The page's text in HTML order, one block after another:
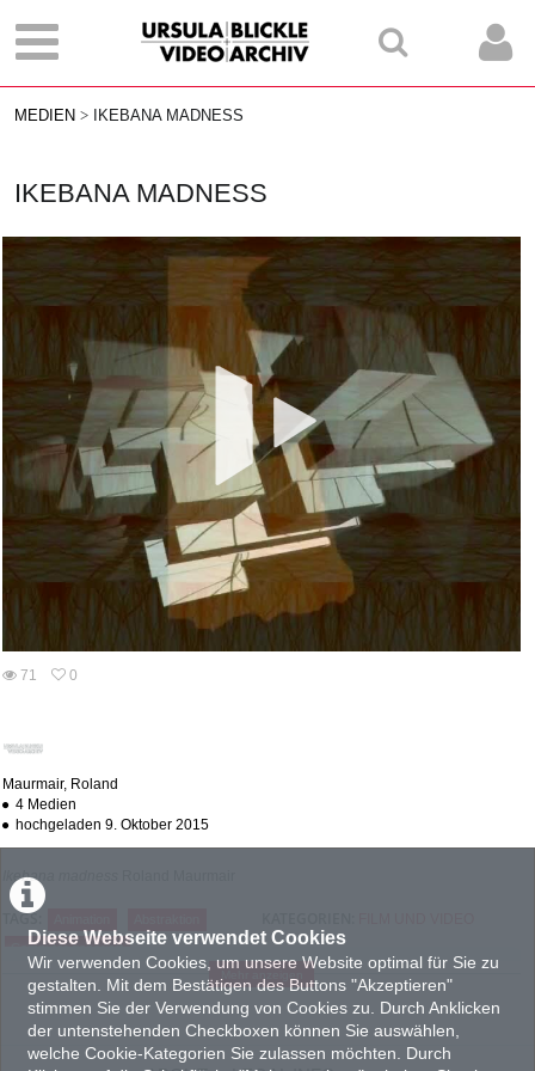
Diese Webseite verwendet Cookies
Wir verwenden Cookies, um unsere Website optimal für Sie zu
gestalten. Mit dem Bestätigen des Buttons "Akzeptieren"
stimmen Sie der Verwendung von Cookies zu. Durch Anklicken
der untenstehenden Checkboxen können Sie auswählen,
welche Cookie-Kategorien Sie zulassen möchten. Durch
MEDIEN IKEBANA MADNESS
IKEBANA MADNESS
71
0
Maurmair, Roland
4 Medien
hochgeladen 9. Oktober 2015
Ikebana madness
TAGS:
Computer generiert
PRODUKTIONSLAND
AT : Österreich
PRODUKTIONSJAHR